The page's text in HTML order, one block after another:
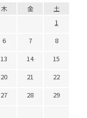
木 金
土
1
6 7
8
13 14
15
20 21
22
27 28
29